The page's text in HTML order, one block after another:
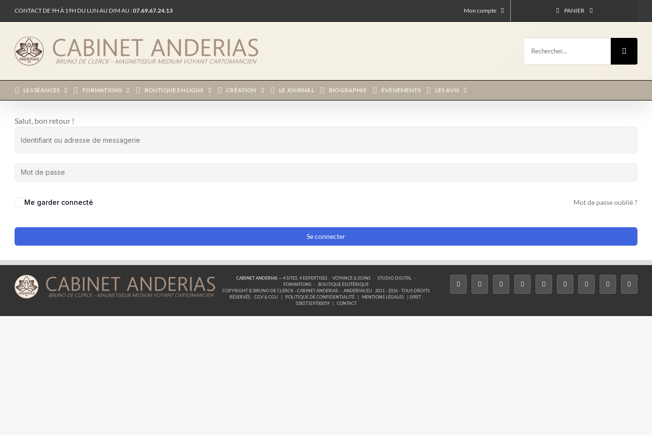
CONTACT DE 9H À 19H DU LUN AU DIM AU :07.69.67.24.13 Mon compte PANIER
LES SÉANCES FORMATIONS BOUTIQUE EN LIGNE CRÉATION LE JOURNAL BIOGRAPHIE ÉVÈNEMENTS LES AVIS
Salut, bon retour !
Me garder connecté Mot de passe oublié ?
Se connecter
CABINET ANDERIAS— 4 SITES, 4 EXPERTISES : VOYANCE & SOINS · STUDIO DIGITAL
·
FORMATIONS · BOUTIQUE ÉSOTÉRIQUE
COPYRIGHT © BRUNO DE CLERCK - CABINET ANDERIAS - ANDERIAS.EU
2011 - 2026 - TOUS DROITS
RÉSERVÉS.
CGV & CGU | POLITIQUE DE CONFIDENTIALITÉ | MENTIONS LÉGALES
| SIRET :
53857319700059
| CONTACT